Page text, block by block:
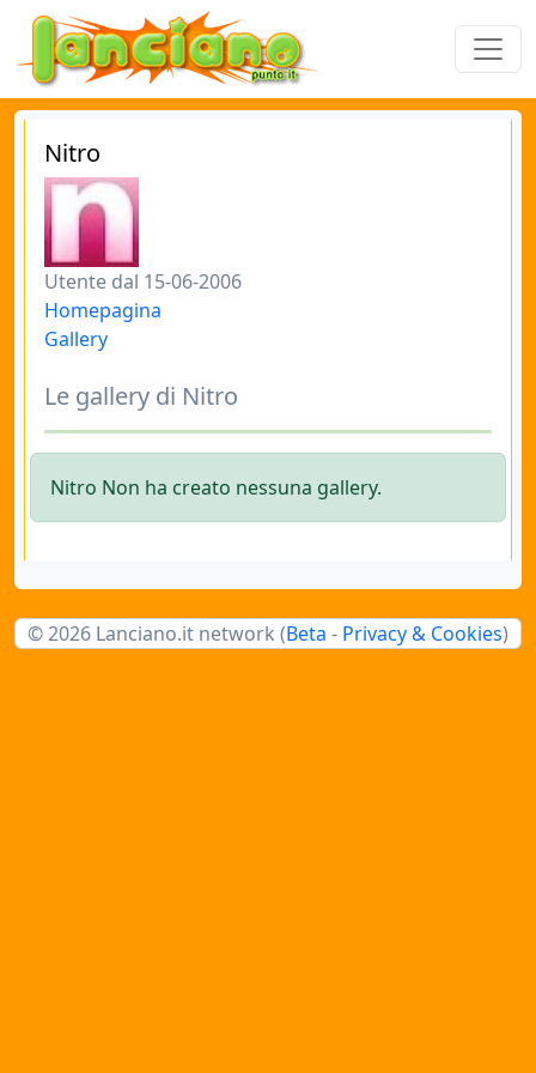
Nitro
Utente dal 15-06-2006
Homepagina
Gallery
Le gallery di Nitro
Nitro Non ha creato nessuna gallery.
© 2026 Lanciano.it network (Beta - Privacy & Cookies)